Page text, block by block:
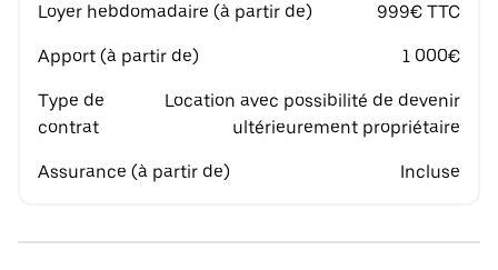
Loyer hebdomadaire (à partir de) 999€ TTC
Apport (à partir de) 1 000€
Type de
contrat
Location avec possibilité de devenir
ultérieurement propriétaire
Assurance (à partir de) Incluse